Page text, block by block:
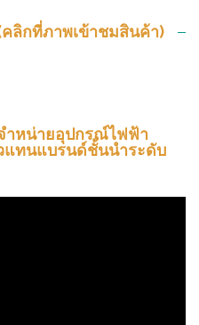
ลิกที่ภาพเข้าชมสินค้า)
ำหน่ายอุปกรณ์ไฟฟ้า
แทนแบรนด์ชั้นนำระดับ